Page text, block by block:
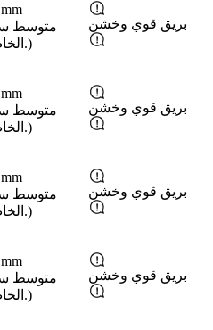
سماكة الطبقة المتوسطة: 0.42 mm
الخاص بك أكثر سمكا بشكل ملحوظ.)
بريق قوي وخشن
سماكة الطبقة المتوسطة: 0.42 mm
الخاص بك أكثر سمكا بشكل ملحوظ.)
بريق قوي وخشن
سماكة الطبقة المتوسطة: 0.41 mm
الخاص بك أكثر سمكا بشكل ملحوظ.)
بريق قوي وخشن
سماكة الطبقة المتوسطة: 0.41 mm
الخاص بك أكثر سمكا بشكل ملحوظ.)
بريق قوي وخشن